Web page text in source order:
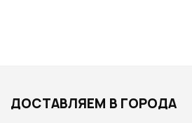
ДОСТАВЛЯЕМ В ГОРОДА